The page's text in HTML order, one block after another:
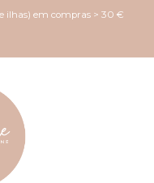
ilhas) em compras > 30 €